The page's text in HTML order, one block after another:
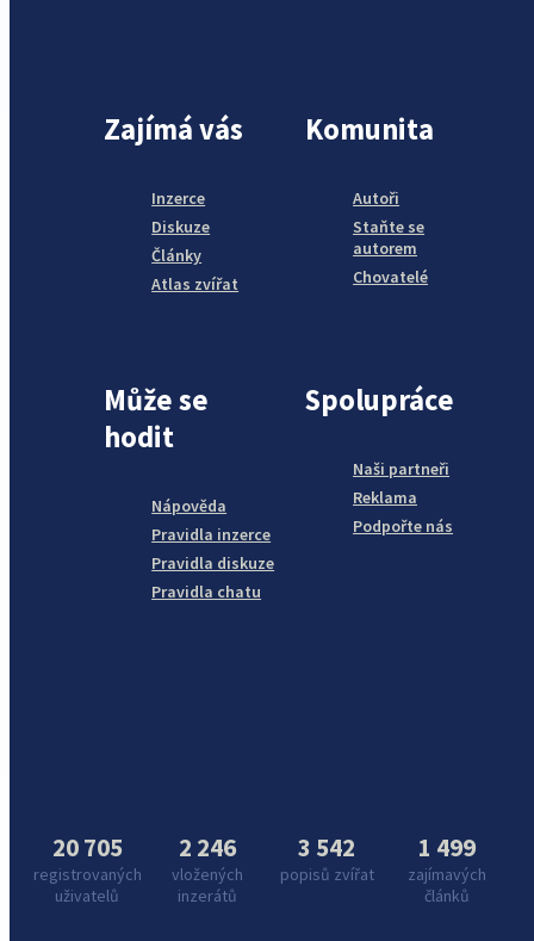
Zajímá vás
Inzerce
Diskuze
Články
Atlas zvířat
Komunita
Autoři
Staňte se
autorem
Chovatelé
Může se
hodit
Nápověda
Pravidla inzerce
Pravidla diskuze
Pravidla chatu
Spolupráce
Naši partneři
Reklama
Podpořte nás
20 705
registrovaných
uživatelů
2 246
vložených
inzerátů
3 542
popisů zvířat
1 499
zajímavých
článků